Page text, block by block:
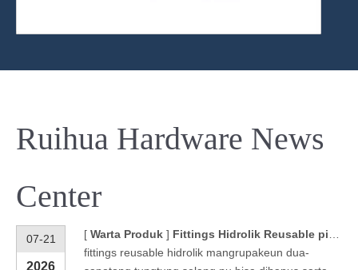
Ruihua Hardware News
Center
07-21
2026
[ Warta Produk ] Fittings Hidrolik Reusable pikeun-tekanan High Majelis selang
fittings reusable hidrolik mangrupakeun dua-